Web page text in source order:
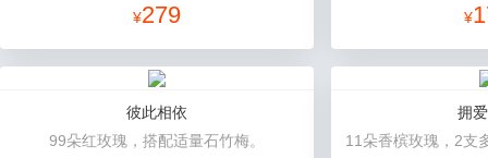
¥279 ¥
彼此相依
99朵红玫瑰，搭配适量石竹梅。
拥
11朵香槟玫瑰，2支